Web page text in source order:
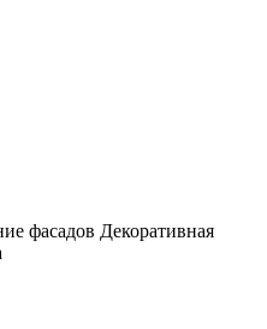
Декоративная